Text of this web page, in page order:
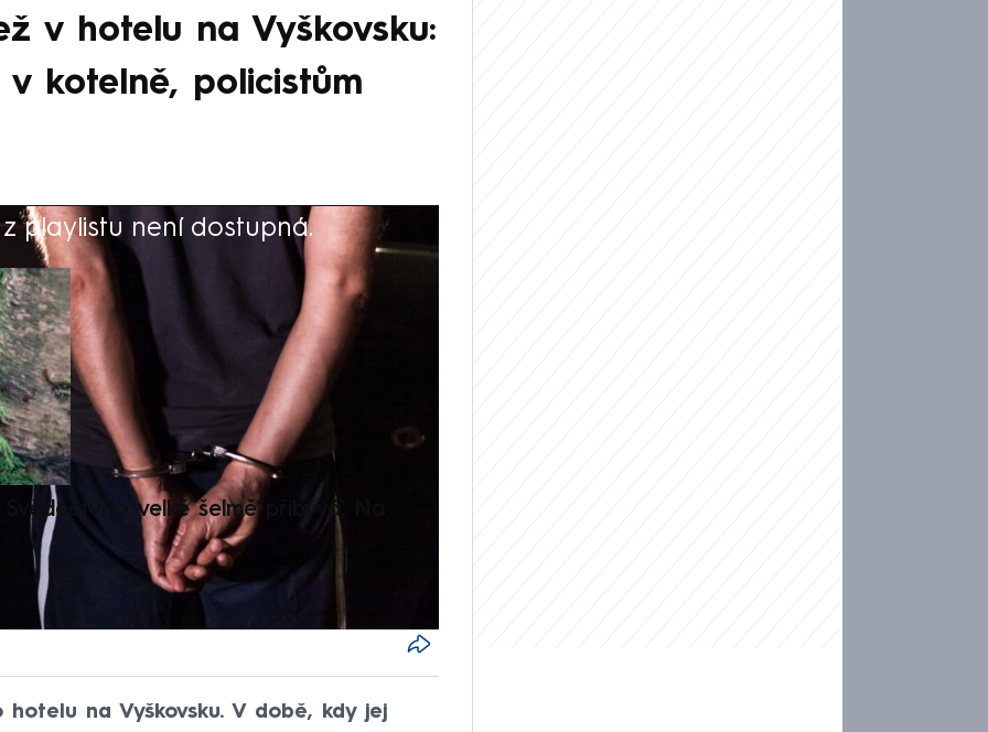
v hotelu na Vyškovsku:
kotelně, policistům
playlistu není dostupná.
o velké šelmě přibývá. Na
na Vyškovsku. V době, kdy jej